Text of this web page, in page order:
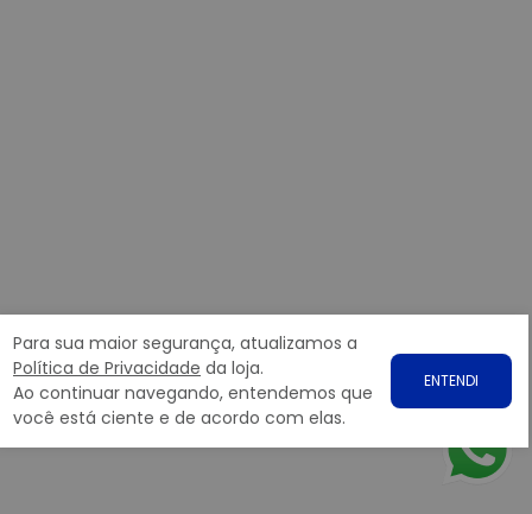
Para sua maior segurança, atualizamos a
Política de Privacidade da loja.
Ao continuar navegando, entendemos que
você está ciente e de acordo com elas.
ENTENDI